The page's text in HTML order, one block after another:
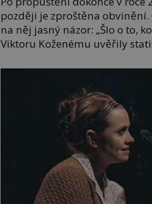
později je zproštěna
na něj jasný názor: „Šlo o to,
Viktoru Koženému uvěřily